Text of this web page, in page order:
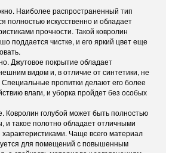
Наиболее распространенный тип
полностью искусственно и обладает
прочности. Такой ковролин
поддается чистке, и его яркий цвет еще
Джутовое покрытие обладает
видом и, в отличие от синтетики, не
пропитки делают его более
влаги, и уборка пройдет без особых
Ковролин голубой может быть полностью
и такое полотно обладает отличными
Чаще всего материал
для помещений с повышенным